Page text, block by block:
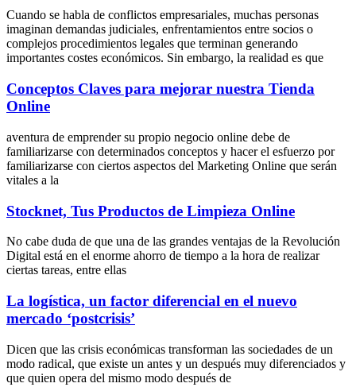
Cuando se habla de conflictos empresariales, muchas personas
imaginan demandas judiciales, enfrentamientos entre socios o
complejos procedimientos legales que terminan generando
importantes costes económicos. Sin embargo, la realidad es que
Conceptos Claves para mejorar nuestra Tienda
Online
aventura de emprender su propio negocio online debe de
familiarizarse con determinados conceptos y hacer el esfuerzo por
familiarizarse con ciertos aspectos del Marketing Online que serán
vitales a la
Stocknet, Tus Productos de Limpieza Online
No cabe duda de que una de las grandes ventajas de la Revolución
Digital está en el enorme ahorro de tiempo a la hora de realizar
ciertas tareas, entre ellas
La logística, un factor diferencial en el nuevo
mercado ‘postcrisis’
Dicen que las crisis económicas transforman las sociedades de un
modo radical, que existe un antes y un después muy diferenciados y
que quien opera del mismo modo después de